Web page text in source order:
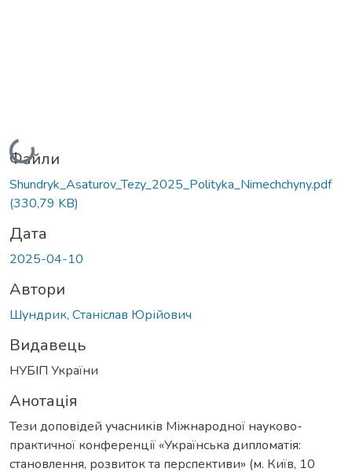
Вантажиться...
Файли
Shundryk_Asaturov_Tezy_2025_Polityka_Nimechchyny.pdf
(330,79 KB)
Дата
2025-04-10
Автори
Шундрик, Станіслав Юрійович
Видавець
НУБІП України
Анотація
Тези доповідей учасників Міжнародної науково-
практичної конференції «Українська дипломатія:
становлення, розвиток та перспективи» (м. Київ, 10